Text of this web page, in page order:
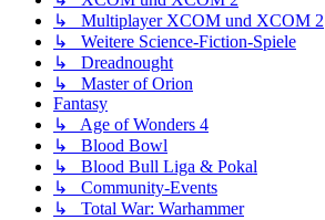
↳ Multiplayer XCOM und XCOM 2
↳ Weitere Science-Fiction-Spiele
↳ Dreadnought
↳ Master of Orion
Fantasy
↳ Age of Wonders 4
↳ Blood Bowl
↳ Blood Bull Liga & Pokal
↳ Community-Events
↳ Total War: Warhammer